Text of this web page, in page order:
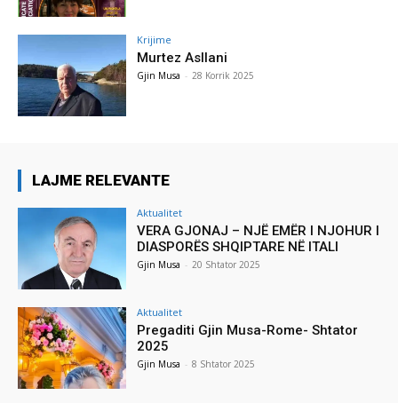
Krijime
Murtez Asllani
Gjin Musa - 28 Korrik 2025
LAJME RELEVANTE
Aktualitet
VERA GJONAJ – NJË EMËR I NJOHUR I
DIASPORËS SHQIPTARE NË ITALI
Gjin Musa - 20 Shtator 2025
Aktualitet
Pregaditi Gjin Musa-Rome- Shtator
2025
Gjin Musa - 8 Shtator 2025